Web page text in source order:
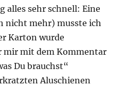
alles sehr schnell: Eine
nicht mehr) musste ich
Karton wurde
mir mit dem Kommentar
Du brauchst“
Aluschienen